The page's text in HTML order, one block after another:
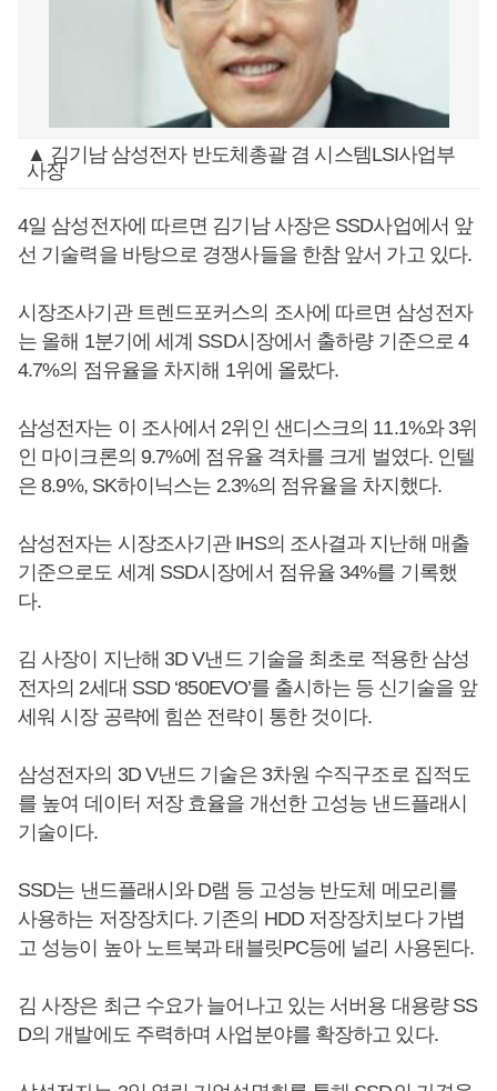
▲ 김기남 삼성전자 반도체총괄 겸 시스템LSI사업부
사장
4일 삼성전자에 따르면 김기남 사장은 SSD사업에서 앞
선 기술력을 바탕으로 경쟁사들을 한참 앞서 가고 있다.
시장조사기관 트렌드포커스의 조사에 따르면 삼성전자
는 올해 1분기에 세계 SSD시장에서 출하량 기준으로 4
4.7%의 점유율을 차지해 1위에 올랐다.
삼성전자는 이 조사에서 2위인 샌디스크의 11.1%와 3위
인 마이크론의 9.7%에 점유율 격차를 크게 벌였다. 인텔
은 8.9%, SK하이닉스는 2.3%의 점유율을 차지했다.
삼성전자는 시장조사기관 IHS의 조사결과 지난해 매출
기준으로도 세계 SSD시장에서 점유율 34%를 기록했
다.
김 사장이 지난해 3D V낸드 기술을 최초로 적용한 삼성
전자의 2세대 SSD ‘850EVO’를 출시하는 등 신기술을 앞
세워 시장 공략에 힘쓴 전략이 통한 것이다.
삼성전자의 3D V낸드 기술은 3차원 수직구조로 집적도
를 높여 데이터 저장 효율을 개선한 고성능 낸드플래시
기술이다.
SSD는 낸드플래시와 D램 등 고성능 반도체 메모리를
사용하는 저장장치다. 기존의 HDD 저장장치보다 가볍
고 성능이 높아 노트북과 태블릿PC등에 널리 사용된다.
김 사장은 최근 수요가 늘어나고 있는 서버용 대용량 SS
D의 개발에도 주력하며 사업분야를 확장하고 있다.